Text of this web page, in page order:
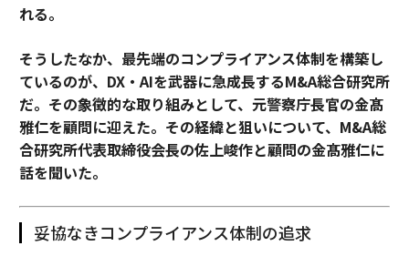
れる。
そうしたなか、最先端のコンプライアンス体制を構築し
ているのが、DX・AIを武器に急成長するM&A総合研究所
だ。その象徴的な取り組みとして、元警察庁長官の金髙
雅仁を顧問に迎えた。その経緯と狙いについて、M&A総
合研究所代表取締役会長の佐上峻作と顧問の金髙雅仁に
話を聞いた。
妥協なきコンプライアンス体制の追求